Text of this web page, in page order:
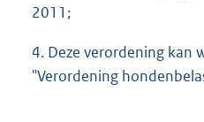
2011;
4. Deze verordening kan
"Verordening